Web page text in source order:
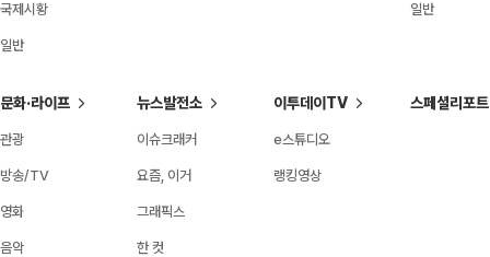
국제시황
일반
일반
문화·라이프
관광
방송/TV
영화
음악
뉴스발전소
이슈크래커
요즘, 이거
그래픽스
한 컷
이투데이TV
e스튜디오
랭킹영상
스페셜리포트